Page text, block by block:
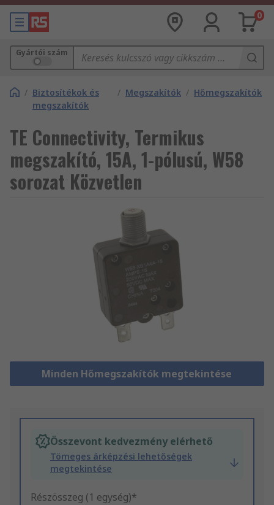
0
Gyártói szám
/ Biztosítékok és
megszakítók
/ Megszakítók / Hőmegszakítók
TE Connectivity, Termikus
megszakító, 15A, 1-pólusú, W58
sorozat Közvetlen
Minden Hőmegszakítók megtekintése
Összevont kedvezmény elérhető
Tömeges árképzési lehetőségek
megtekintése
Részösszeg (1 egység)*